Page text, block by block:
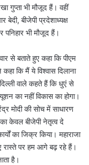
गुप्ता भी मौजूद हैं। वहीं
बेदी, बीजेपी प्रदेशाध्यक्ष
पनिहार भी मौजूद हैं।
से बताते हुए कहा कि पीएम
कि मैं ये विश्वास दिलाना
वाले कहते हैं कि धुएं से
का नहीं विकास का होगा।
मोदी की सोच में साधारण
केवल बीजेपी नेतृत्व दे
का जिक्र किया। महाराजा
पर हम आगे बढ़ रहे हैं।
है।